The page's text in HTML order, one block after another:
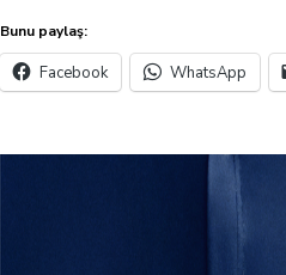
Bunu paylaş:
Facebook WhatsApp